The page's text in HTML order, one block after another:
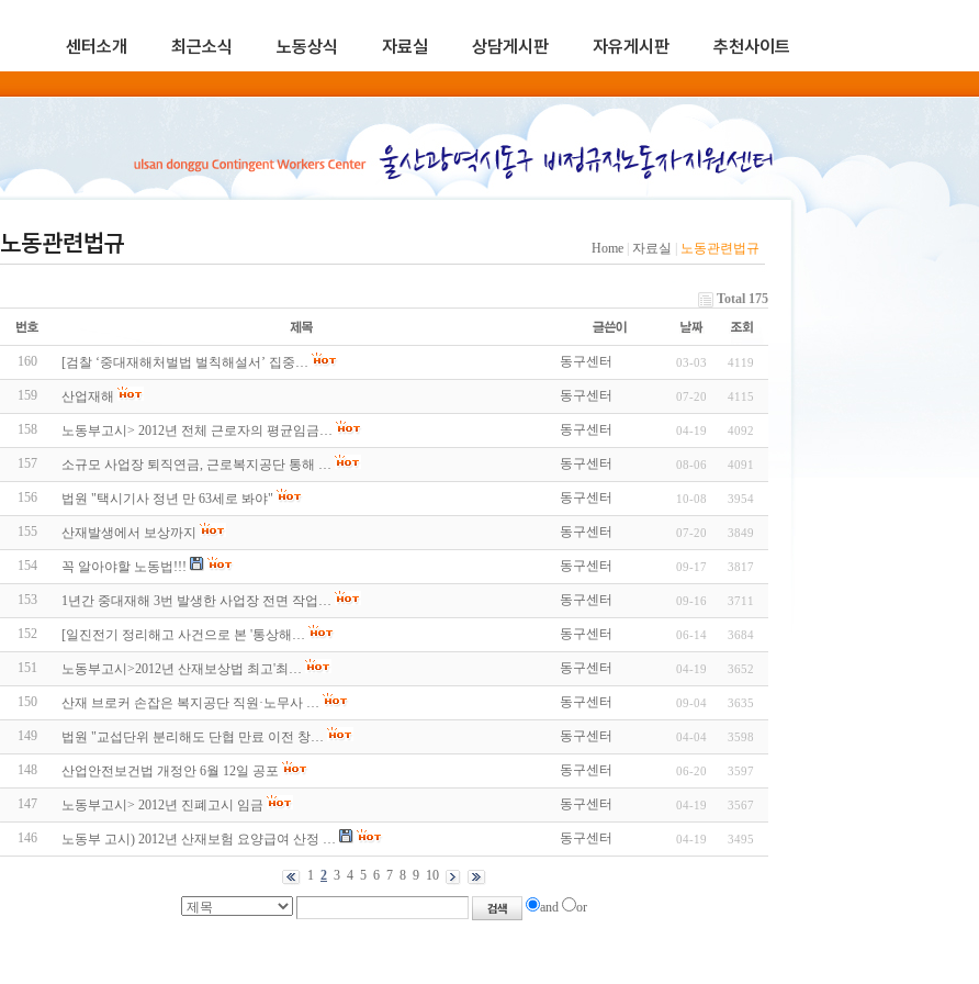
센터소개 최근소식 노동상식 자료실 상담게시판 자유게시판 추천사이트
노동관련법규 Home 자료실 노동관련법규
Total 175
160 [검찰 ‘중대재해처벌법 벌칙해설서’ 집중… 동구센터 03-03 4119
159 산업재해 동구센터 07-20 4115
158 노동부고시> 2012년 전체 근로자의 평균임금… 동구센터 04-19 4092
157 소규모 사업장 퇴직연금, 근로복지공단 통해 … 동구센터 08-06 4091
156 법원 "택시기사 정년 만 63세로 봐야" 동구센터 10-08 3954
155 산재발생에서 보상까지 동구센터 07-20 3849
154 꼭 알아야할 노동법!!! 동구센터 09-17 3817
153 1년간 중대재해 3번 발생한 사업장 전면 작업… 동구센터 09-16 3711
152 [일진전기 정리해고 사건으로 본 '통상해… 동구센터 06-14 3684
151 노동부고시>2012년 산재보상법 최고'최… 동구센터 04-19 3652
150 산재 브로커 손잡은 복지공단 직원·노무사 … 동구센터 09-04 3635
149 법원 "교섭단위 분리해도 단협 만료 이전 창… 동구센터 04-04 3598
148 산업안전보건법 개정안 6월 12일 공포 동구센터 06-20 3597
147 노동부고시> 2012년 진폐고시 임금 동구센터 04-19 3567
146 노동부 고시) 2012년 산재보험 요양급여 산정 … 동구센터 04-19 3495
1 2 3 4 5 6 7 8 9 10
and or